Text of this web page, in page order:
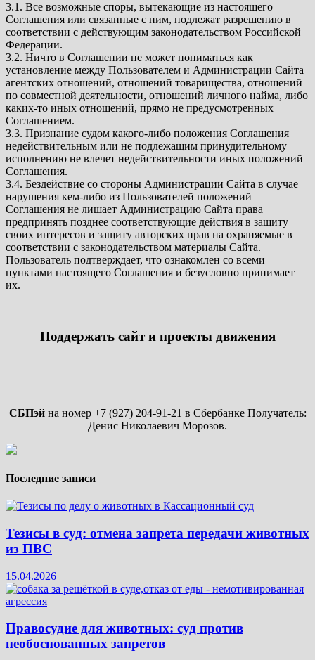
3.1. Все возможные споры, вытекающие из настоящего
Соглашения или связанные с ним, подлежат разрешению в
соответствии с действующим законодательством Российской
Федерации.
3.2. Ничто в Соглашении не может пониматься как
установление между Пользователем и Администрации Сайта
агентских отношений, отношений товарищества, отношений
по совместной деятельности, отношений личного найма, либо
каких-то иных отношений, прямо не предусмотренных
Соглашением.
3.3. Признание судом какого-либо положения Соглашения
недействительным или не подлежащим принудительному
исполнению не влечет недействительности иных положений
Соглашения.
3.4. Бездействие со стороны Администрации Сайта в случае
нарушения кем-либо из Пользователей положений
Соглашения не лишает Администрацию Сайта права
предпринять позднее соответствующие действия в защиту
своих интересов и защиту авторских прав на охраняемые в
соответствии с законодательством материалы Сайта.
Пользователь подтверждает, что ознакомлен со всеми
пунктами настоящего Соглашения и безусловно принимает
их.
Поддержать сайт и проекты движения
СБПэйна номер +7 (927) 204-91-21 в Сбербанке Получатель:
Денис Николаевич Морозов.
Последние записи
Тезисы в суд: отмена запрета передачи животных
из ПВС
15.04.2026
Правосудие для животных: суд против
необоснованных запретов